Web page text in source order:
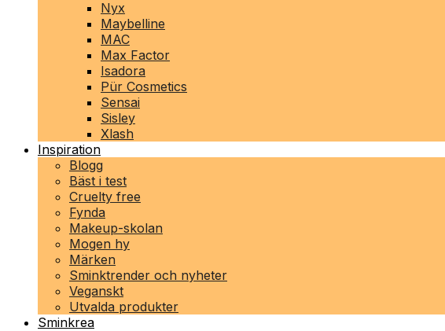
Nyx
Maybelline
MAC
Max Factor
Isadora
Pür Cosmetics
Sensai
Sisley
Xlash
Inspiration
Blogg
Bäst i test
Cruelty free
Fynda
Makeup-skolan
Mogen hy
Märken
Sminktrender och nyheter
Veganskt
Utvalda produkter
Sminkrea